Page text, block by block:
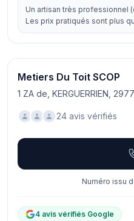
Un artisan très professionnel
Les prix pratiqués sont plus
Metiers Du Toit SCOP
1 ZA de, KERGUERRIEN,
24 avis vérifiés
Numéro issu
4 avis vérifiés Google